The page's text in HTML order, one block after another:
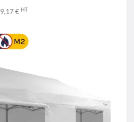
€ HT